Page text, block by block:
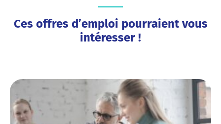
Ces offres d’emploi pourraient vous
intéresser !